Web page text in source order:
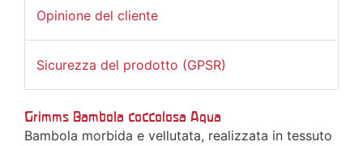
Opinione del cliente
Sicurezza del prodotto (GPSR)
Grimms Bambola coccolosa Aqua
Bambola morbida e vellutata, realizzata in tessuto